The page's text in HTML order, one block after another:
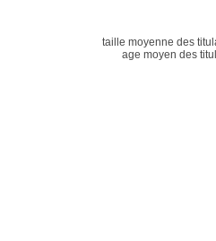
taille moyenne des
age moyen des